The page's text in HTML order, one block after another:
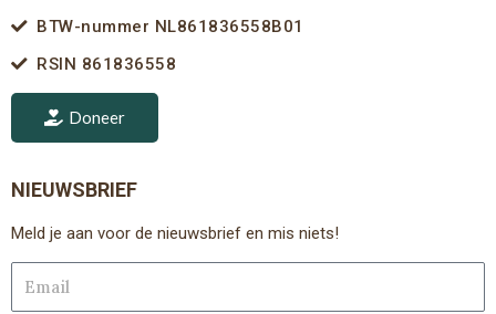
BTW-nummer NL861836558B01
RSIN 861836558
Doneer
NIEUWSBRIEF
Meld je aan voor de nieuwsbrief en mis niets!